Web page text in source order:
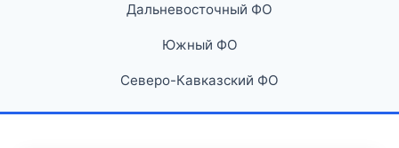
Дальневосточный ФО
Южный ФО
Северо-Кавказский ФО